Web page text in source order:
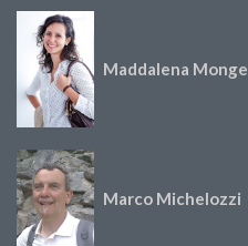
Maddalena Monge
Marco Michelozzi